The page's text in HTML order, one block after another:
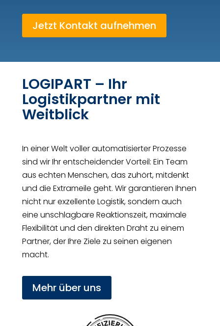
Jetzt Kontakt aufnehmen
LOGIPART – Ihr
Logistikpartner mit
Weitblick
In einer Welt voller automatisierter Prozesse
sind wir Ihr entscheidender Vorteil: Ein Team
aus echten Menschen, das zuhört, mitdenkt
und die Extrameile geht. Wir garantieren Ihnen
nicht nur exzellente Logistik, sondern auch
eine unschlagbare Reaktionszeit, maximale
Flexibilität und den direkten Draht zu einem
Partner, der Ihre Ziele zu seinen eigenen
macht.
Mehr über uns